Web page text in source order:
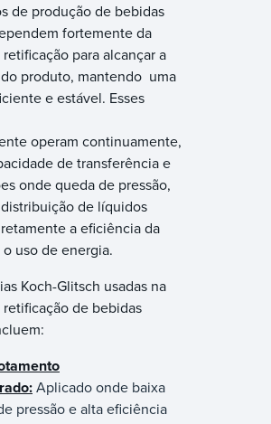
de produção de bebidas
fortemente da
para alcançar a
produto, mantendo uma
e estável. Esses
operam continuamente,
de transferência e
onde queda de pressão,
de líquidos
a eficiência da
uso de energia.
Koch-Glitsch usadas na
de bebidas
Aplicado onde baixa
pressão e alta eficiência